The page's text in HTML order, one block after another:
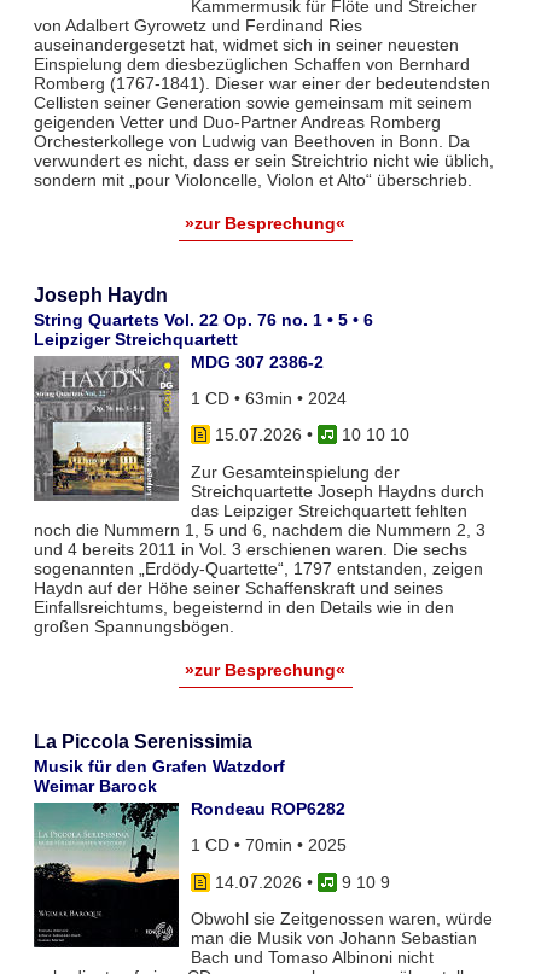
Kammermusik für Flöte und Streicher
von Adalbert Gyrowetz und Ferdinand Ries
auseinandergesetzt hat, widmet sich in seiner neuesten
Einspielung dem diesbezüglichen Schaffen von Bernhard
Romberg (1767-1841). Dieser war einer der bedeutendsten
Cellisten seiner Generation sowie gemeinsam mit seinem
geigenden Vetter und Duo-Partner Andreas Romberg
Orchesterkollege von Ludwig van Beethoven in Bonn. Da
verwundert es nicht, dass er sein Streichtrio nicht wie üblich,
sondern mit „pour Violoncelle, Violon et Alto“ überschrieb.
»zur Besprechung«
Joseph Haydn
String Quartets Vol. 22 Op. 76 no. 1 • 5 • 6
Leipziger Streichquartett
MDG 307 2386-2
1 CD • 63min • 2024
15.07.2026 •
10 10 10
Zur Gesamteinspielung der
Streichquartette Joseph Haydns durch
das Leipziger Streichquartett fehlten
noch die Nummern 1, 5 und 6, nachdem die Nummern 2, 3
und 4 bereits 2011 in Vol. 3 erschienen waren. Die sechs
sogenannten „Erdödy-Quartette“, 1797 entstanden, zeigen
Haydn auf der Höhe seiner Schaffenskraft und seines
Einfallsreichtums, begeisternd in den Details wie in den
großen Spannungsbögen.
»zur Besprechung«
La Piccola Serenissimia
Musik für den Grafen Watzdorf
Weimar Barock
Rondeau ROP6282
1 CD • 70min • 2025
14.07.2026 •
9 10 9
Obwohl sie Zeitgenossen waren, würde
man die Musik von Johann Sebastian
Bach und Tomaso Albinoni nicht